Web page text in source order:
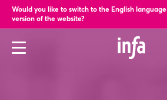
Would you like to switch to the English language
version of the website?